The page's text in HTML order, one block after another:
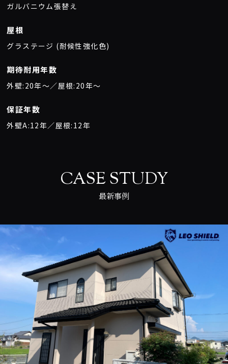
ガルバニウム張替え
屋根
グラステージ (耐候性強化色)
期待耐用年数
外壁:20年〜／屋根:20年〜
保証年数
外壁A:12年／屋根:12年
CASE STUDY
最新事例